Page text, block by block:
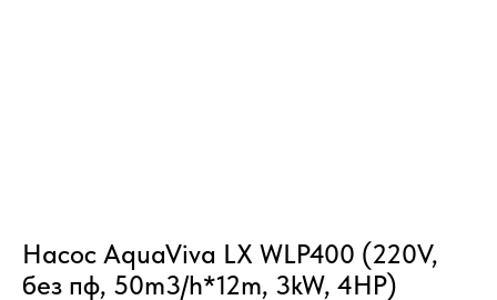
Насос AquaViva LX WLP400 (220V,
без пф, 50m3/h*12m, 3kW, 4HP)